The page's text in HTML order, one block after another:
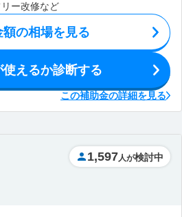
ー改修など
額の相場を見る
えるか診断する
この補助金の詳細を見る
1,597 人が検討中